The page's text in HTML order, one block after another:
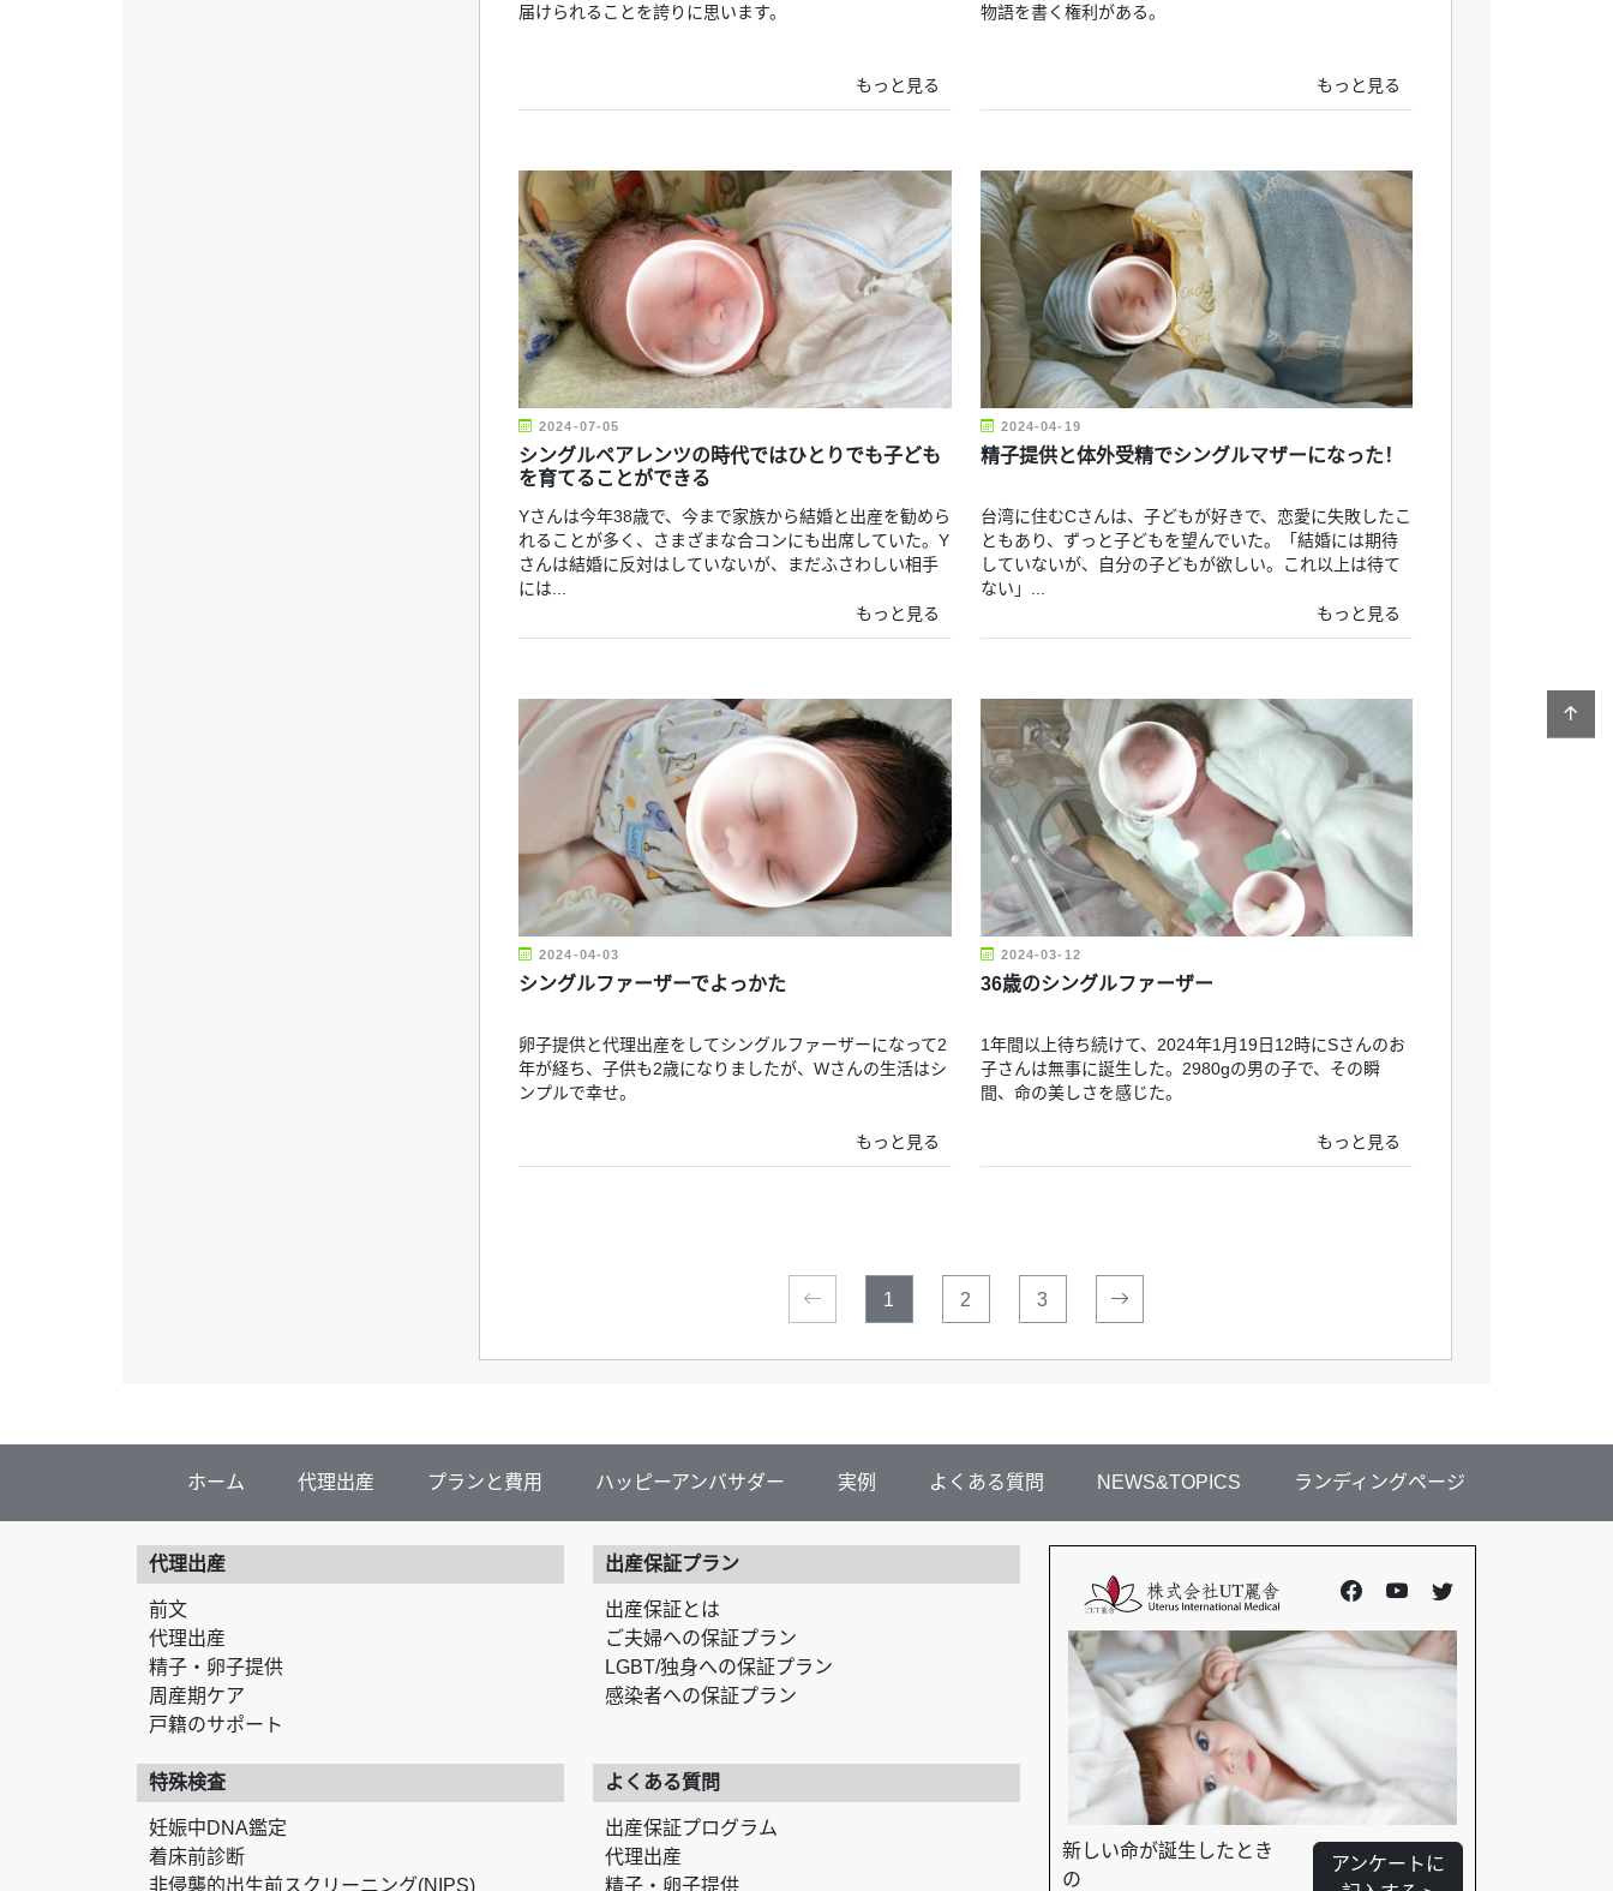
届けられることを誇りに思います。
もっと見る
物語を書く権利がある。
もっと見る
2024-07-05
シングルペアレンツの時代ではひとりでも子ども
を育てることができる
Yさんは今年38歳で、今まで家族から結婚と出産を勧めら
れることが多く、さまざまな合コンにも出席していた。Y
さんは結婚に反対はしていないが、まだふさわしい相手
には...
もっと見る
2024-04-19
精子提供と体外受精でシングルマザーになった！
台湾に住むCさんは、子どもが好きで、恋愛に失敗したこ
ともあり、ずっと子どもを望んでいた。「結婚には期待
していないが、自分の子どもが欲しい。これ以上は待て
ない」...
もっと見る
2024-04-03
シングルファーザーでよっかた
卵子提供と代理出産をしてシングルファーザーになって2
年が経ち、子供も2歳になりましたが、Wさんの生活はシ
ンプルで幸せ。
もっと見る
2024-03-12
36歳のシングルファーザー
1年間以上待ち続けて、2024年1月19日12時にSさんのお
子さんは無事に誕生した。2980gの男の子で、その瞬
間、命の美しさを感じた。
もっと見る
1 2 3
ホーム 代理出産 プランと費用 ハッピーアンバサダー 実例 よくある質問 NEWS&TOPICS ランディングページ
代理出産
前文
代理出産
精子・卵子提供
周産期ケア
戸籍のサポート
出産保証プラン
出産保証とは
ご夫婦への保証プラン
LGBT/独身への保証プラン
感染者への保証プラン
特殊検査
妊娠中DNA鑑定
着床前診断
非侵襲的出生前スクリーニング(NIPS)
よくある質問
出産保証プログラム
代理出産
精子・卵子提供
新しい命が誕生したとき
の
アンケートに